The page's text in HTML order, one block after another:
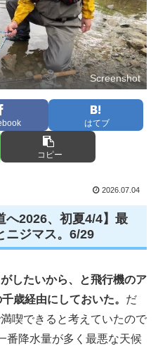
Screenshot
はてブ
コピー
2026.07.04
へ2026、初夏4/4】最
ニジマス。6/29
したいから、と飛行機のア
歳経由にしておいた。 だ
喫できると考えていたので
番降水量が多く最悪な天候